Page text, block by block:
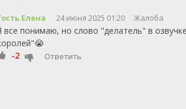
Елена 24 июня 2025 01:20 Жалоба
все понимаю, но слово "делатель" в
-2
Ответить